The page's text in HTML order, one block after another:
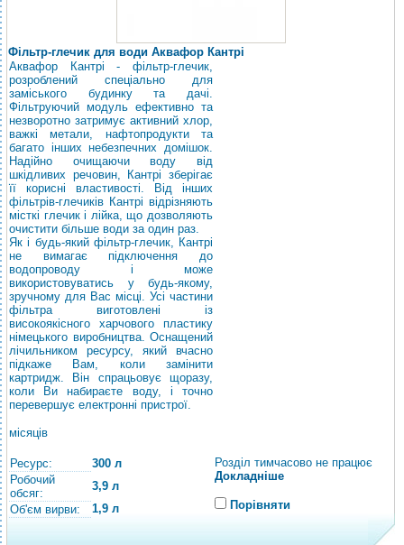
Фільтр-глечик для води Аквафор Кантрі
Аквафор Кантрі - фільтр-глечик,
розроблений спеціально для
заміського будинку та дачі.
Фільтруючий модуль ефективно та
незворотно затримує активний хлор,
важкі метали, нафтопродукти та
багато інших небезпечних домішок.
Надійно очищаючи воду від
шкідливих речовин, Кантрі зберігає
її корисні властивості. Від інших
фільтрів-глечиків Кантрі відрізняють
місткі глечик і лійка, що дозволяють
очистити більше води за один раз.
Як і будь-який фільтр-глечик, Кантрі
не вимагає підключення до
водопроводу і може
використовуватись у будь-якому,
зручному для Вас місці. Усі частини
фільтра виготовлені із
високоякісного харчового пластику
німецького виробництва. Оснащений
лічильником ресурсу, який вчасно
підкаже Вам, коли замінити
картридж. Він спрацьовує щоразу,
коли Ви набираєте воду, і точно
перевершує електронні пристрої.
місяців
Ресурс:
300 л
Робочий
обсяг:
3,9 л
Об'єм вирви:
1,9 л
Розділ тимчасово не працює
Докладніше
Порівняти